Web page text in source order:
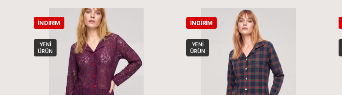
İNDIRIM
YENI
ÜRÜN
İNDIRIM
YENI
ÜRÜN